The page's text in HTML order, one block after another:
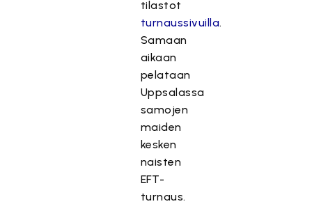
tilastot
turnaussivuilla.
Samaan
aikaan
pelataan
Uppsalassa
samojen
maiden
kesken
naisten
EFT-
turnaus.